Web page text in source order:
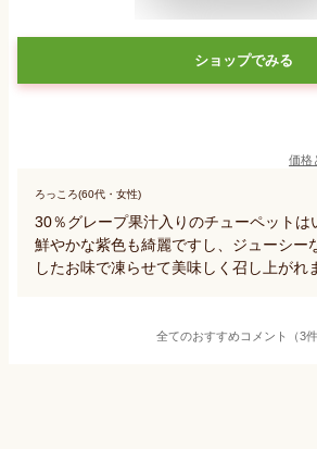
ショップでみる
価格
ろっころ(60代・女性)
30％グレープ果汁入りのチューペットは
鮮やかな紫色も綺麗ですし、ジューシー
したお味で凍らせて美味しく召し上がれ
全てのおすすめコメント（3件